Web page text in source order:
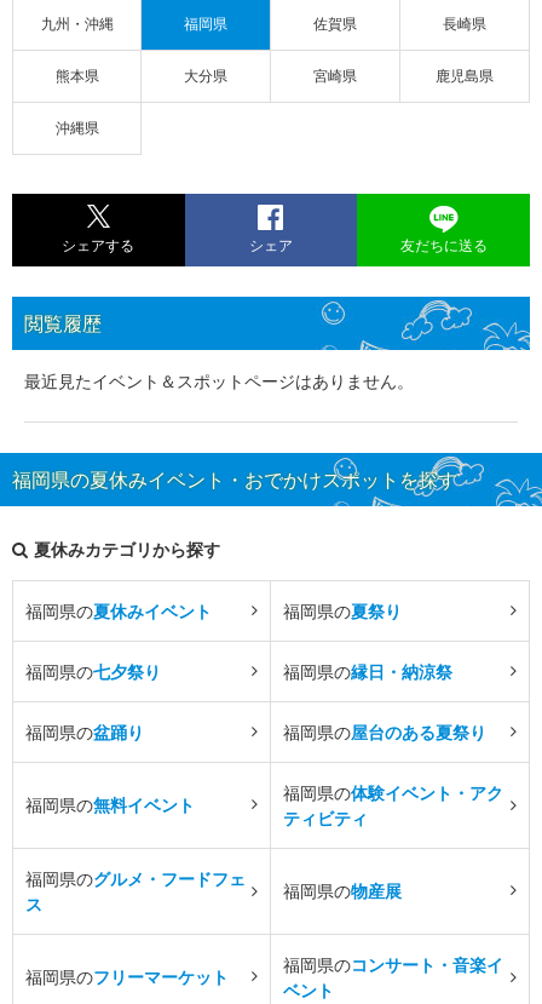
九州・沖縄 福岡県 佐賀県 長崎県
熊本県 大分県 宮崎県 鹿児島県
沖縄県
シェアする シェア 友だちに送る
閲覧履歴
最近見たイベント＆スポットページはありません。
福岡県の夏休みイベント・おでかけスポットを探す
夏休みカテゴリから探す
福岡県の夏休みイベント 福岡県の夏祭り
福岡県の七夕祭り 福岡県の縁日・納涼祭
福岡県の盆踊り 福岡県の屋台のある夏祭り
福岡県の無料イベント
福岡県の体験イベント・アク
ティビティ
福岡県のグルメ・フードフェ
ス
福岡県の物産展
福岡県のフリーマーケット
福岡県のコンサート・音楽イ
ベント